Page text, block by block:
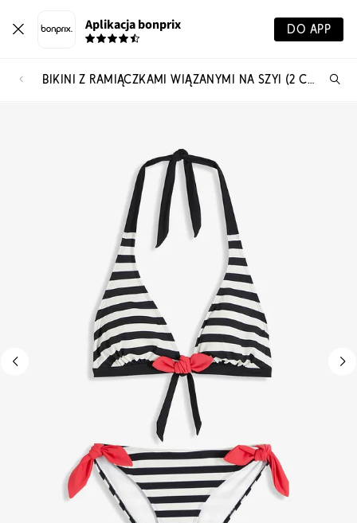
Aplikacja bonprix DO APP
BIKINI Z RAMIĄCZKAMI WIĄZANYMI NA SZYI (2 CZĘŚCI)